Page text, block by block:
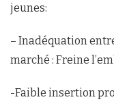
jeunes:
– Inadéquation
marché : Freine
-Faible insertion